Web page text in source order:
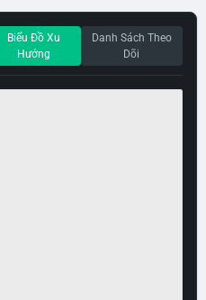
Biểu Đồ Xu
Hướng
Danh Sách Theo
Dõi